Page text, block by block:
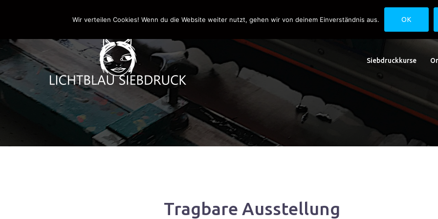
Siebdruckkurse
Tragbare Ausstellung
Wir verteilen Cookies! Wenn du die Website weiter nutzt, gehen wir von deinem Einverständnis aus. OK